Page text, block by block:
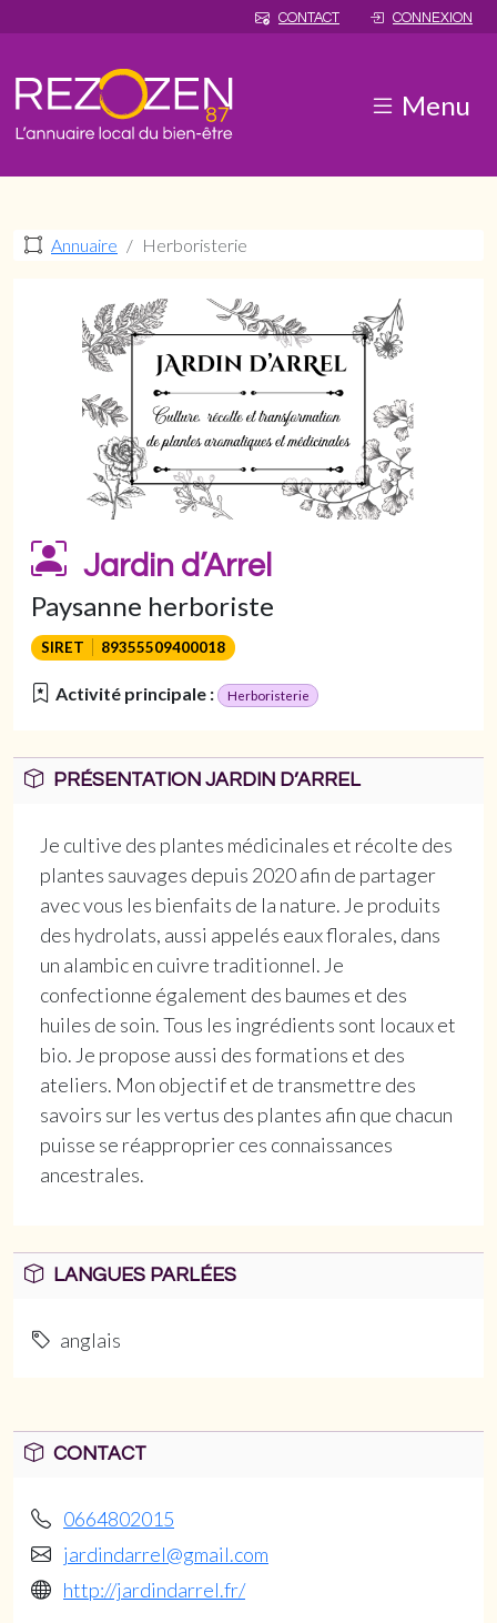
CONTACT CONNEXION
Menu
Annuaire Herboristerie
Jardin d’Arrel
Paysanne herboriste
SIRET 89355509400018
Activité principale : Herboristerie
PRÉSENTATION JARDIN D’ARREL
Je cultive des plantes médicinales et récolte des
plantes sauvages depuis 2020 afin de partager
avec vous les bienfaits de la nature. Je produits
des hydrolats, aussi appelés eaux florales, dans
un alambic en cuivre traditionnel. Je
confectionne également des baumes et des
huiles de soin. Tous les ingrédients sont locaux et
bio. Je propose aussi des formations et des
ateliers. Mon objectif et de transmettre des
savoirs sur les vertus des plantes afin que chacun
puisse se réapproprier ces connaissances
ancestrales.
LANGUES PARLÉES
anglais
CONTACT
0664802015
jardindarrel@gmail.com
http://jardindarrel.fr/